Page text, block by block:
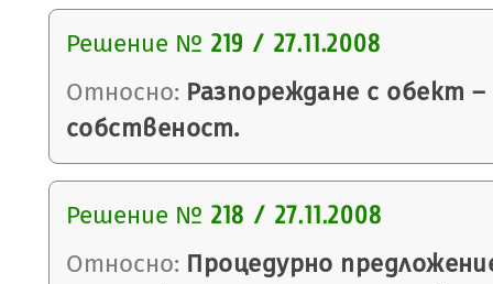
Решение № 219 / 27.11.2008
Относно: Разпореждане с обект
собственост.
Решение № 218 / 27.11.2008
Относно: Процедурно